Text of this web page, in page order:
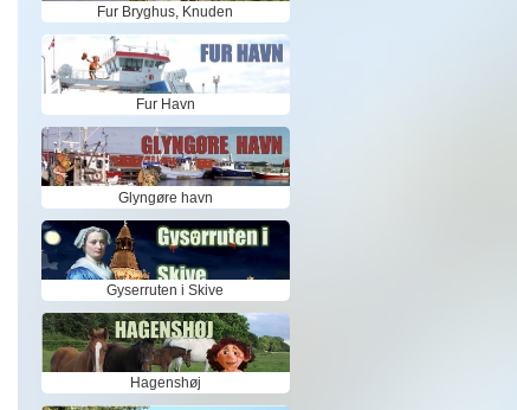
Fur Bryghus, Knuden
Fur Havn
Glyngøre havn
Gyserruten i Skive
Hagenshøj